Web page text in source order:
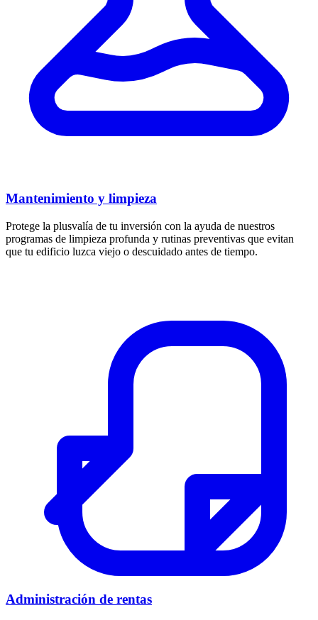
Mantenimiento y limpieza
Protege la plusvalía de tu inversión con la ayuda de nuestros
programas de limpieza profunda y rutinas preventivas que evitan
que tu edificio luzca viejo o descuidado antes de tiempo.
Administración de rentas